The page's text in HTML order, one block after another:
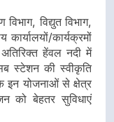
विद्युत विभाग,
कार्यक्रमों
हेंवल नदी में
स्टेशन की स्वीकृति
इन योजनाओं से क्षेत्र
को बेहतर सुविधाएं